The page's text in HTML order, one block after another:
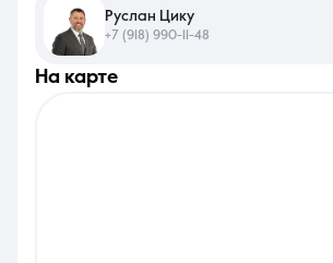
на карте
Руслан Цику
+7 (918) 990-11-48